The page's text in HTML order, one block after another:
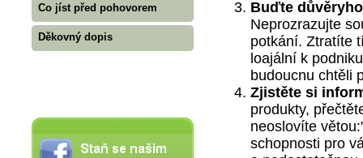
Co jíst před pohovorem
Děkovný dopis
Buďte
Neprozrazujte
potkání. Ztratíte
loajální k
budoucnu chtěli
Zjistěte si
produkty,
neoslovíte
schopnosti pro